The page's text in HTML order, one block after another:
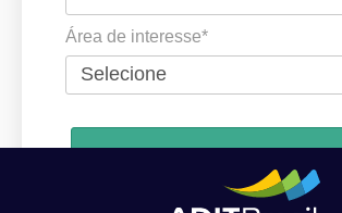
Área de interesse*